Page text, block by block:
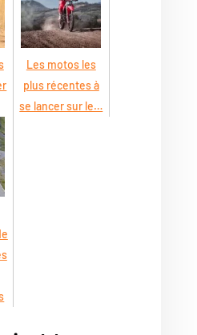
Les motos les
plus récentes à
se lancer sur le…